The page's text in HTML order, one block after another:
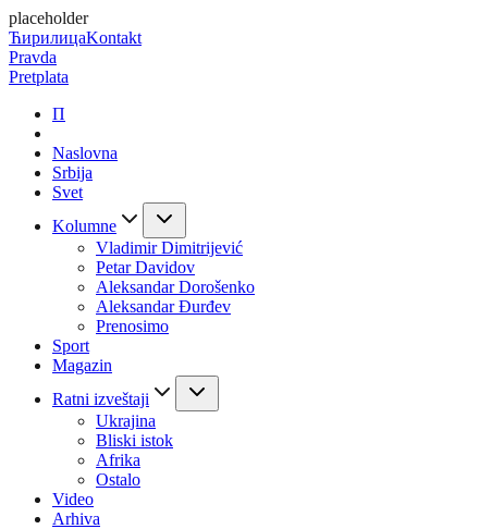
placeholder
ЋирилицаKontakt
Pravda
Pretplata
П
Naslovna
Srbija
Svet
Kolumne
Vladimir Dimitrijević
Petar Davidov
Aleksandar Dorošenko
Aleksandar Đurđev
Prenosimo
Sport
Magazin
Ratni izveštaji
Ukrajina
Bliski istok
Afrika
Ostalo
Video
Arhiva